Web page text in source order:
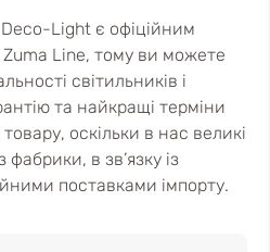
Light є офіційним
Line, тому ви можете
світильників і
та найкращі терміни
оскільки в нас великі
фабрики, в зв’язку із
поставками імпорту.